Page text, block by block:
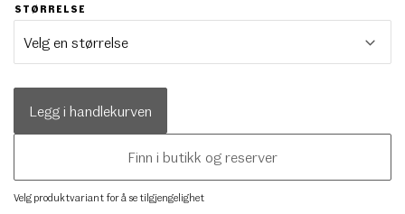
STØRRELSE
Legg i handlekurven
Finn i butikk og reserver
Velg produktvariant for å se tilgjengelighet